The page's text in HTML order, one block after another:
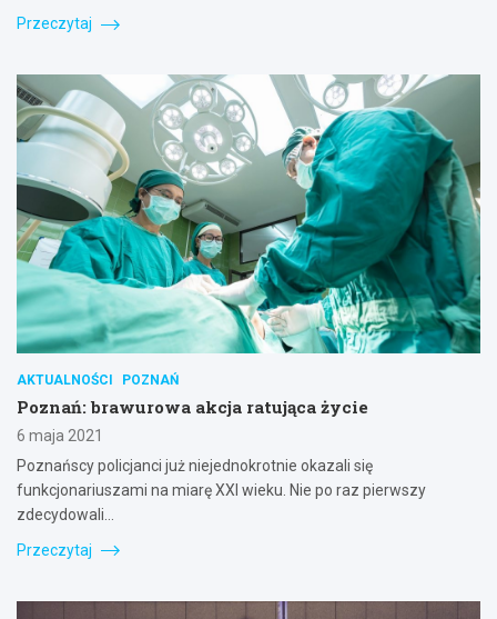
Przeczytaj
AKTUALNOŚCI POZNAŃ
Poznań: brawurowa akcja ratująca życie
6 maja 2021
Poznańscy policjanci już niejednokrotnie okazali się
funkcjonariuszami na miarę XXI wieku. Nie po raz pierwszy
zdecydowali…
Przeczytaj